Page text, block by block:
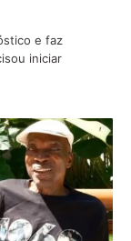
e faz
iniciar